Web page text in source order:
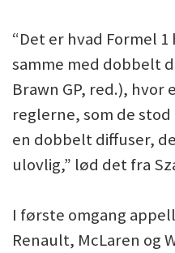
“Det er hvad Formel
samme med dobbelt
Brawn GP, red.),
reglerne, som de
en dobbelt diffuser,
ulovlig,” lød det fra
I første omgang
Renault, McLaren og